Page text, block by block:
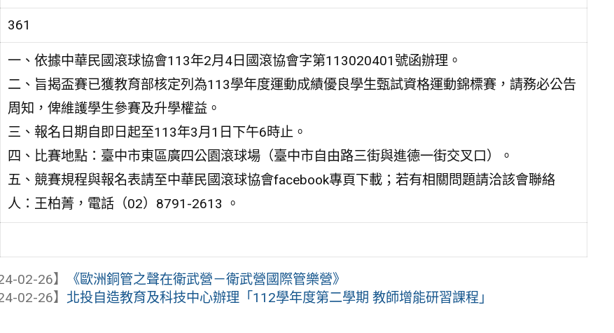
361
一、依據中華民國滾球協會113年2月4日國滾協會字第113020401號函辦理。
二、旨揭盃賽已獲教育部核定列為113學年度運動成績優良學生甄試資格運動錦標賽，請務必公告
周知，俾維護學生參賽及升學權益。
三、報名日期自即日起至113年3月1日下午6時止。
四、比賽地點：臺中市東區廣四公園滾球場（臺中市自由路三街與進德一街交叉口）。
五、競賽規程與報名表請至中華民國滾球協會facebook專頁下載；若有相關問題請洽該會聯絡
人：王柏菁，電話（02）8791-2613 。
02-26】
《歐洲銅管之聲在衛武營－衛武營國際管樂營》
02-26】 北投自造教育及科技中心辦理「112學年度第二學期 教師增能研習課程」